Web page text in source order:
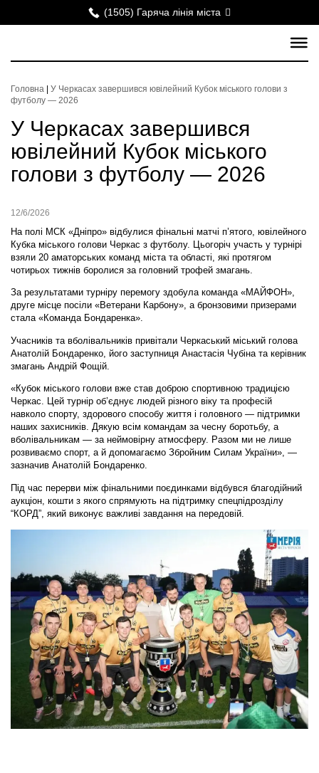
(1505) Гаряча лінія міста
Головна
У Черкасах завершився ювілейний Кубок міського голови з
футболу — 2026
У Черкасах завершився
ювілейний Кубок міського
голови з футболу — 2026
12/6/2026
На полі МСК «Дніпро» відбулися фінальні матчі п’ятого, ювілейного
Кубка міського голови Черкас з футболу. Цьогоріч участь у турнірі
взяли 20 аматорських команд міста та області, які протягом
чотирьох тижнів боролися за головний трофей змагань.
За результатами турніру перемогу здобула команда «МАЙФОН»,
друге місце посіли «Ветерани Карбону», а бронзовими призерами
стала «Команда Бондаренка».
Учасників та вболівальників привітали Черкаський міський голова
Анатолій Бондаренко , його заступниця Анастасія Чубіна та керівник
змагань Андрій Фощій
«Кубок міського голови вже став доброю спортивною традицією
Черкас. Цей турнір об’єднує людей різного віку та професій
навколо спорту, здорового способу життя і головного — підтримки
наших захисників. Дякую всім командам за чесну боротьбу, а
вболівальникам — за неймовірну атмосферу. Разом ми не лише
розвиваємо спорт, а й допомагаємо Збройним Силам України», —
зазначив Анатолій Бондаренко.
Під час перерви між фінальними поєдинками відбувся благодійний
аукціон, кошти з якого спрямують на підтримку спецпідрозділу
“КОРД”, який виконує важливі завдання на передовій.